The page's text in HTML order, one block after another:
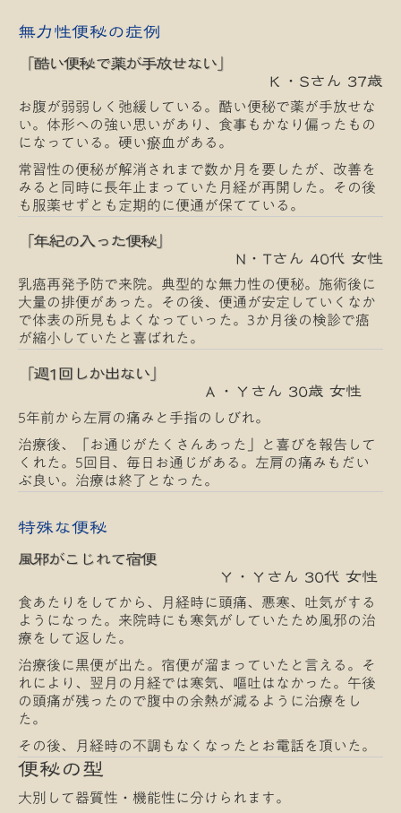
無力性便秘の症例
「酷い便秘で薬が手放せない」 Ｋ・Sさん 37歳
お腹が弱弱しく弛緩している。酷い便秘で薬が手放せな
い。体形への強い思いがあり、食事もかなり偏ったもの
になっている。硬い瘀血がある。
常習性の便秘が解消されまで数か月を要したが、改善を
みると同時に長年止まっていた月経が再開した。その後
も服薬せずとも定期的に便通が保てている。
「年紀の入った便秘」 N・Tさん 40代 女性
乳癌再発予防で来院。典型的な無力性の便秘。施術後に
大量の排便があった。その後、便通が安定していくなか
で体表の所見もよくなっていった。3か月後の検診で癌
が縮小していたと喜ばれた。
「週1回しか出ない」 Ａ・Ｙさん 30歳 女性
5年前から左肩の痛みと手指のしびれ。
治療後、「お通じがたくさんあった」と喜びを報告して
くれた。5回目、毎日お通じがある。左肩の痛みもだい
ぶ良い。治療は終了となった。
特殊な便秘
風邪がこじれて宿便 Ｙ・Ｙさん 30代 女性
食あたりをしてから、月経時に頭痛、悪寒、吐気がする
ようになった。来院時にも寒気がしていたため風邪の治
療をして返した。
治療後に黒便が出た。宿便が溜まっていたと言える。そ
れにより、翌月の月経では寒気、嘔吐はなかった。午後
の頭痛が残ったので腹中の余熱が減るように治療をし
た。
その後、月経時の不調もなくなったとお電話を頂いた。
便秘の型
大別して器質性・機能性に分けられます。